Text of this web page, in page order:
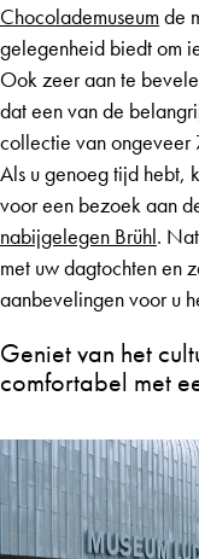
Chocolademuseumde
gelegenheid biedt om
Ook zeer aan te
dat een van de
collectie van
Als u genoeg tijd hebt,
voor een bezoek aan
nabijgelegen Brühl.
met uw dagtochten en
aanbevelingen voor u
Geniet van het
comfortabel met